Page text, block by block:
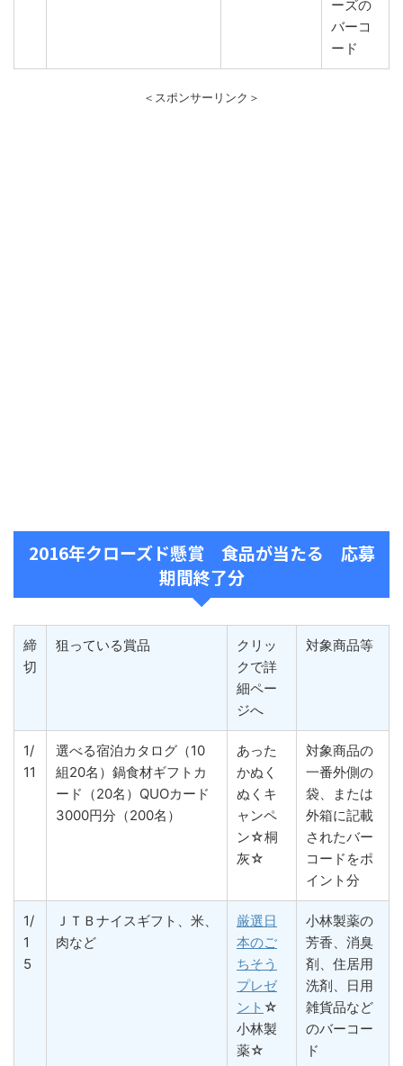
ーズの
バーコ
ード
＜スポンサーリンク＞
2016年クローズド懸賞 食品が当たる 応募
期間終了分
締
切
狙っている賞品
クリッ
クで詳
細ペー
ジへ
対象商品等
1/
11
選べる宿泊カタログ（10
組20名）鍋食材ギフトカ
ード（20名）QUOカード
3000円分（200名）
あった
かぬく
ぬくキ
ャンペ
ン☆桐
灰☆
対象商品の
一番外側の
袋、または
外箱に記載
されたバー
コードをポ
イント分
1/
1
5
ＪＴＢナイスギフト、米、
肉など
厳選日
本のご
ちそう
プレゼ
ント ☆
小林製
薬☆
小林製薬の
芳香、消臭
剤、住居用
洗剤、日用
雑貨品など
のバーコー
ド